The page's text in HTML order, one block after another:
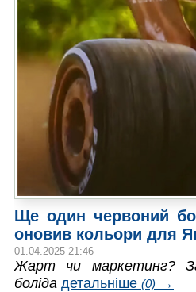
Ще один червоний
оновив кольори для
01.04.2025 21:46
Жарт чи маркетинг?
боліда детальніше (0) →